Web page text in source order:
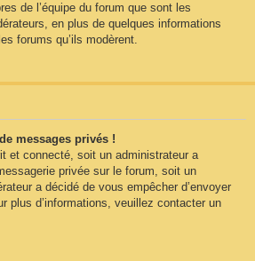
de l’équipe du forum que sont les
en plus de quelques informations
forums qu’ils modèrent.
messages privés !
et connecté, soit un administrateur a
privée sur le forum, soit un
a décidé de vous empêcher d’envoyer
plus d’informations, veuillez contacter un